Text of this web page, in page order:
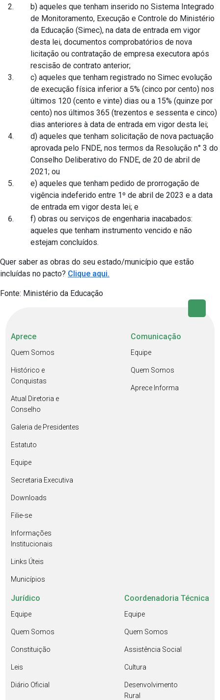
b) aqueles que tenham inserido no Sistema Integrado
de Monitoramento, Execução e Controle do Ministério
da Educação (Simec), na data de entrada em vigor
desta lei, documentos comprobatórios de nova
licitação ou contratação de empresa executora após
rescisão de contrato anterior;
c) aqueles que tenham registrado no Simec evolução
de execução física inferior a 5% (cinco por cento) nos
últimos 120 (cento e vinte) dias ou a 15% (quinze por
cento) nos últimos 365 (trezentos e sessenta e cinco)
dias anteriores à data de entrada em vigor desta lei;
d) aqueles que tenham solicitação de nova pactuação
aprovada pelo FNDE, nos termos da Resolução n° 3 do
Conselho Deliberativo do FNDE, de 20 de abril de
2021; ou
e) aqueles que tenham pedido de prorrogação de
vigência indeferido entre 1º de abril de 2023 e a data
de entrada em vigor desta lei; e
f) obras ou serviços de engenharia inacabados:
aqueles que tenham instrumento vencido e não
estejam concluídos.
Quer saber as obras do seu estado/município que estão
incluídas no pacto? Clique aqui.
Fonte: Ministério da Educação
Aprece
Quem Somos
Histórico e
Conquistas
Atual Diretoria e
Conselho
Galeria de Presidentes
Estatuto
Equipe
Secretaria Executiva
Downloads
Filie-se
Informações
Institucionais
Links Úteis
Municípios
Comunicação
Equipe
Quem Somos
Aprece Informa
Jurídico
Equipe
Quem Somos
Constituição
Leis
Diário Oficial
Coordenadoria Técnica
Equipe
Quem Somos
Assistência Social
Cultura
Desenvolvimento
Rural